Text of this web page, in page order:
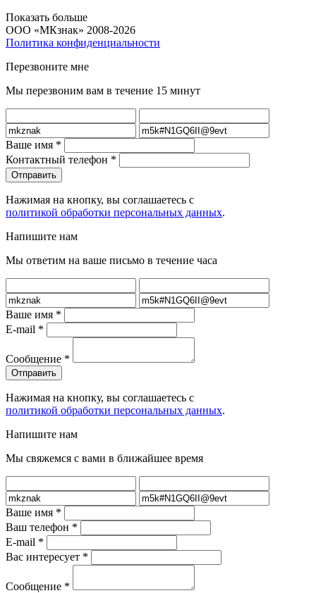
Показать больше
ООО «МКзнак» 2008-2026
Политика конфиденциальности
Перезвоните мне
Мы перезвоним вам в течение 15 минут
Ваше имя *
Контактный телефон *
Нажимая на кнопку, вы соглашаетесь с
политикой обработки персональных данных.
Напишите нам
Мы ответим на ваше письмо в течение часа
Ваше имя *
E-mail *
Сообщение *
Нажимая на кнопку, вы соглашаетесь с
политикой обработки персональных данных.
Напишите нам
Мы свяжемся с вами в ближайшее время
Ваше имя *
Ваш телефон *
E-mail *
Вас интересует *
Сообщение *